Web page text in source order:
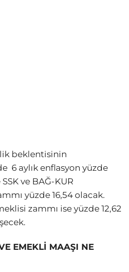
beklentisinin
6 aylık enflasyon yüzde
ve BAĞ-KUR
yüzde 16,54 olacak.
zammı ise yüzde 12,62
EMEKLİ MAAŞI NE